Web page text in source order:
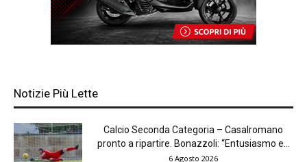
Notizie Più Lette
Calcio Seconda Categoria – Casalromano
pronto a ripartire. Bonazzoli: “Entusiasmo e...
6 Agosto 2026